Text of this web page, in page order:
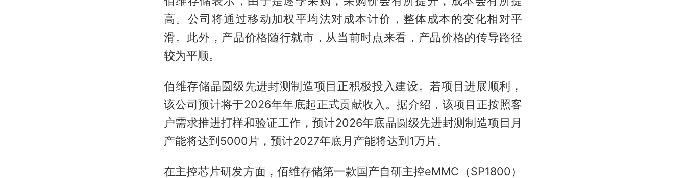
高。公司将通过移动加权平均法对成本计价，整体成本的变化相对平
滑。此外，产品价格随行就市，从当前时点来看，产品价格的传导路径
较为平顺。
佰维存储晶圆级先进封测制造项目正积极投入建设。若项目进展顺利，
该公司预计将于2026年年底起正式贡献收入。据介绍，该项目正按照客
户需求推进打样和验证工作，预计2026年底晶圆级先进封测制造项目月
产能将达到5000片，预计2027年底月产能将达到1万片。
在主控芯片研发方面，佰维存储第一款国产自研主控eMMC（SP1800）